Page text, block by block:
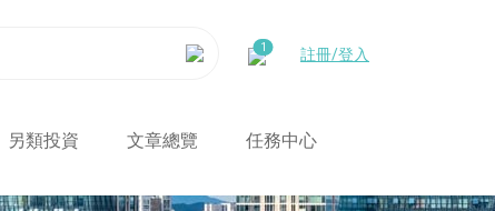
註冊/登入
另類投資 文章總覽 任務中心